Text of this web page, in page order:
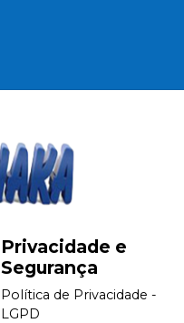
Privacidade e
Segurança
Política de Privacidade -
LGPD